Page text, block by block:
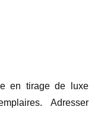
en tirage de luxe
Adresser